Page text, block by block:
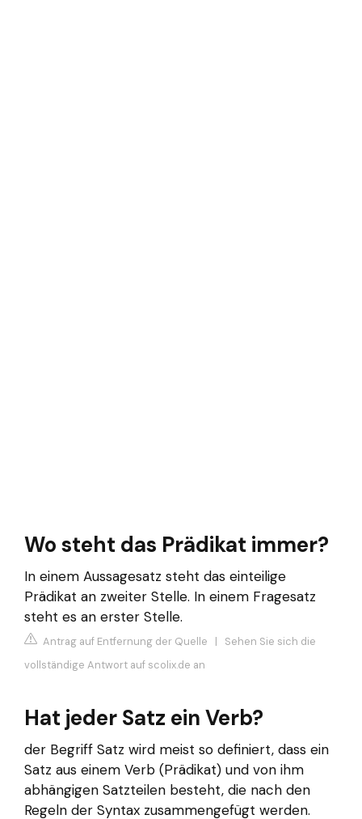
Wo steht das Prädikat immer?
In einem Aussagesatz steht das einteilige
Prädikat an zweiter Stelle. In einem Fragesatz
steht es an erster Stelle.
Antrag auf Entfernung der Quelle | Sehen Sie sich die
vollständige Antwort auf scolix.de an
Hat jeder Satz ein Verb?
der Begriff Satz wird meist so definiert, dass ein
Satz aus einem Verb (Prädikat) und von ihm
abhängigen Satzteilen besteht, die nach den
Regeln der Syntax zusammengefügt werden.